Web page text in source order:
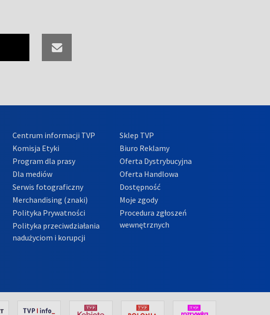
Centrum informacji TVP
Komisja Etyki
Program dla prasy
Dla mediów
Serwis fotograficzny
Merchandising (znaki)
Polityka Prywatności
Polityka przeciwdziałania
nadużyciom i korupcji
Sklep TVP
Biuro Reklamy
Oferta Dystrybucyjna
Oferta Handlowa
Dostępność
Moje zgody
Procedura zgłoszeń
wewnętrznych